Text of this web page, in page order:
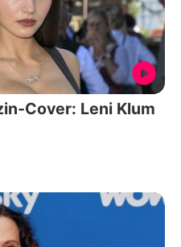
Cover: Leni Klum